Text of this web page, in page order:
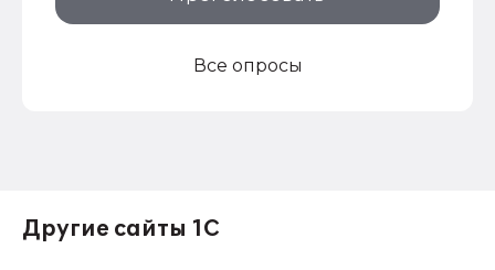
Все опросы
Другие сайты 1С